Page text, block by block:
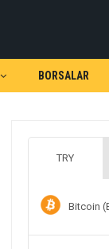
BORSALAR
TRY
Bitcoin